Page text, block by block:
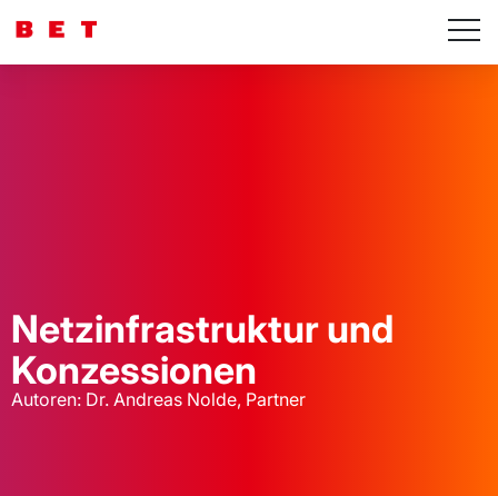
Netzinfrastruktur und
Konzessionen
Autoren: Dr. Andreas Nolde, Partner